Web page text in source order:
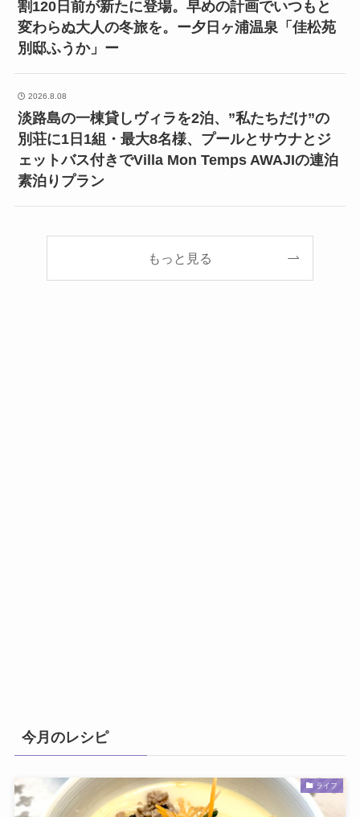
割120日前が新たに登場。早めの計画でいつもと
変わらぬ大人の冬旅を。ー夕日ヶ浦温泉「佳松苑
別邸ふうか」ー
2026.8.08
淡路島の一棟貸しヴィラを2泊、”私たちだけ”の
別荘に1日1組・最大8名様、プールとサウナとジ
ェットバス付きでVilla Mon Temps AWAJIの連泊
素泊りプラン
もっと見る
今月のレシピ
ライフ